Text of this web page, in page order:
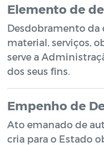
Elemento de
Desdobramento da
material, serviços,
serve a
dos seus fins.
Empenho de
Ato emanado de
cria para o Estado